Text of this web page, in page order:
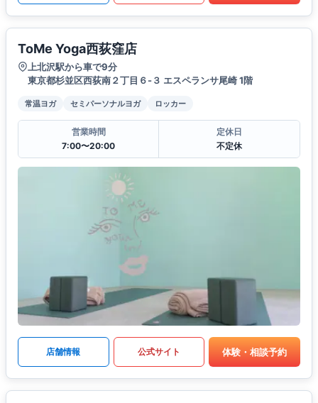
ToMe Yoga西荻窪店
上北沢駅から車で9分
東京都杉並区西荻南２丁目６-３ エスペランサ尾崎 1階
常温ヨガ セミパーソナルヨガ ロッカー
営業時間
7:00〜20:00
定休日
不定休
店舗情報 公式サイト 体験・相談予約